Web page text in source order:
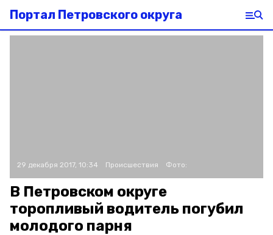
Портал Петровского округа
29 декабря 2017, 10:34 Происшествия Фото:
В Петровском округе
торопливый водитель погубил
молодого парня